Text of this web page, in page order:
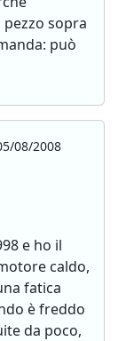
sopra
può
08/2008
e ho il
caldo,
fatica
è freddo
da poco,